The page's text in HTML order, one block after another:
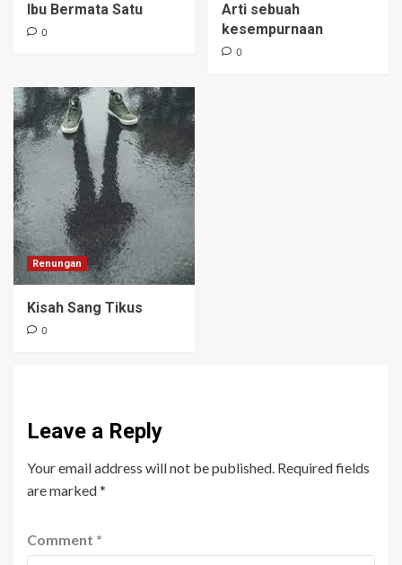
Ibu Bermata Satu
0
Arti sebuah
kesempurnaan
0
Renungan
Kisah Sang Tikus
0
Leave a Reply
Your email address will not be published. Required fields
are marked*
Comment *